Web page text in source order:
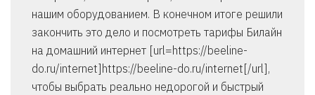
нашим оборудованием. В конечном итоге решили
закончить это дело и посмотреть тарифы Билайн
на домашний интернет [url=https://beeline-
do.ru/internet]https://beeline-do.ru/internet[/url],
чтобы выбрать реально недорогой и быстрый